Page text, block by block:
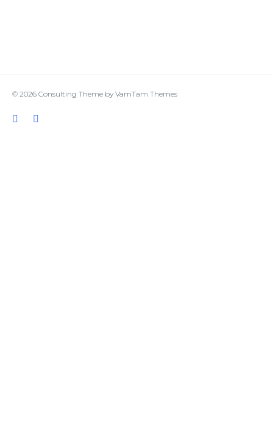
© 2026 Consulting Theme by VamTam Themes